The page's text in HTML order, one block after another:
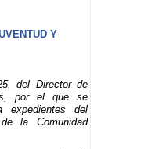
Y
del Director de
por el que se
expedientes del
la Comunidad